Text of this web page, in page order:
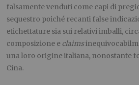
falsamente venduti come capi di
sequestro poiché recanti false
etichettature sia sui relativi imballi,
composizione e claims
una loro origine italiana, nonostante
Cina.